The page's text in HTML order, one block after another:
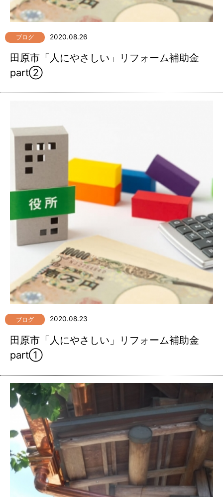
ブログ 2020.08.26
田原市「人にやさしい」リフォーム補助金
part②
ブログ 2020.08.23
田原市「人にやさしい」リフォーム補助金
part①